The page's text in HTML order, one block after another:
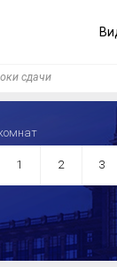
сдачи
1 2 3